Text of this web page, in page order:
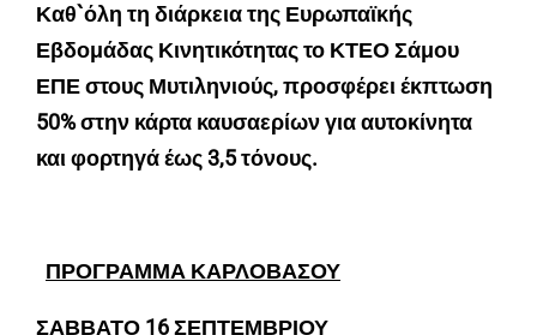
Καθ`όλη τη διάρκεια της Ευρωπαϊκής
Εβδομάδας Κινητικότητας το ΚΤΕΟ Σάμου
ΕΠΕ στους Μυτιληνιούς, προσφέρει έκπτωση
50% στην κάρτα καυσαερίων για αυτοκίνητα
και φορτηγά έως 3,5 τόνους.
ΠΡΟΓΡΑΜΜΑ ΚΑΡΛΟΒΑΣΟΥ
ΣΑΒΒΑΤΟ 16 ΣΕΠΤΕΜΒΡΙΟΥ